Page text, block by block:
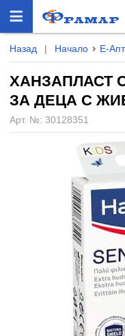
Назад | Начало Е-
ХАНЗАПЛАСТ
ЗА ДЕЦА С
Арт. №: 30128351